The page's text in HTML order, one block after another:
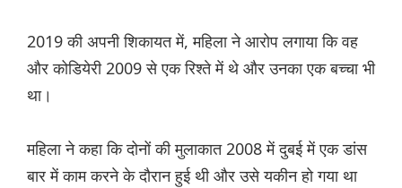
2019 की अपनी शिकायत में, महिला ने आरोप लगाया कि वह
और कोडियेरी 2009 से एक रिश्ते में थे और उनका एक बच्चा भी
था।
महिला ने कहा कि दोनों की मुलाकात 2008 में दुबई में एक डांस
बार में काम करने के दौरान हुई थी और उसे यकीन हो गया था